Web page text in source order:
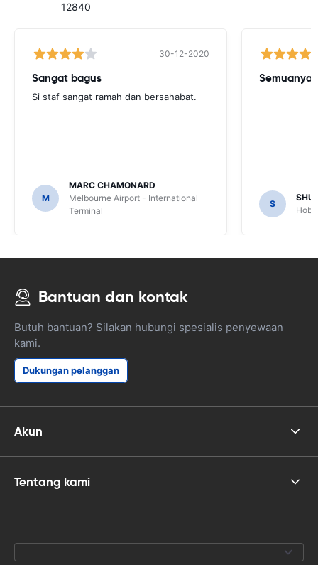
12840
30-12-2020
Sangat bagus
Si staf sangat ramah dan bersahabat.
M
MARC CHAMONARD
Melbourne Airport - International
Terminal
Semuanya
S
Bantuan dan kontak
Butuh bantuan? Silakan hubungi spesialis penyewaan
kami.
Dukungan pelanggan
Akun
Tentang kami